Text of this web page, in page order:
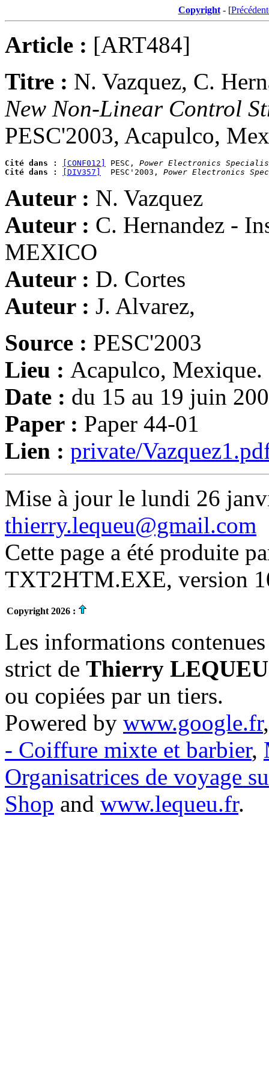
Copyright- [
Article : [ART484]
Titre : N. Vazquez, C.
New Non-Linear Control
PESC'2003, Acapulco,
Cité dans : [CONF012] PESC, Power Electronics
Cité dans :
[DIV357]
  PESC'2003,
Power Electronics
Auteur : N. Vazquez
Auteur : C. Hernandez -
MEXICO
Auteur : D. Cortes
Auteur : J. Alvarez,
Source : PESC'2003
Lieu : Acapulco, Mexique.
Date : du 15 au 19 juin
Paper : Paper 44-01
Lien : private/
Mise à jour le lundi 26
thierry.lequeu@gmail.com
Cette page a été produite
TXT2HTM.EXE, version
Copyright 2026 :
Les informations
strict de Thierry LEQUEU
ou copiées par un tiers.
Powered by www.google.fr
- Coiffure mixte et barbier,
Organisatrices de voyage
Shop and www.lequeu.fr.